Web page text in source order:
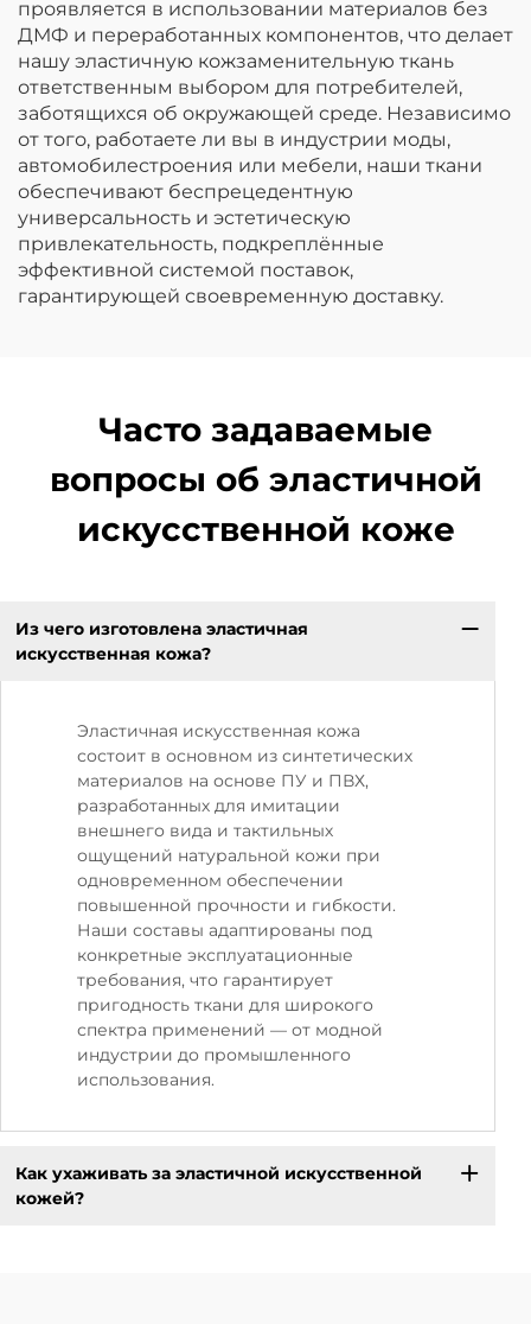
проявляется в использовании материалов без
ДМФ и переработанных компонентов, что делает
нашу эластичную кожзаменительную ткань
ответственным выбором для потребителей,
заботящихся об окружающей среде. Независимо
от того, работаете ли вы в индустрии моды,
автомобилестроения или мебели, наши ткани
обеспечивают беспрецедентную
универсальность и эстетическую
привлекательность, подкреплённые
эффективной системой поставок,
гарантирующей своевременную доставку.
Часто задаваемые
вопросы об эластичной
искусственной коже
Из чего изготовлена эластичная
искусственная кожа?
Эластичная искусственная кожа
состоит в основном из синтетических
материалов на основе ПУ и ПВХ,
разработанных для имитации
внешнего вида и тактильных
ощущений натуральной кожи при
одновременном обеспечении
повышенной прочности и гибкости.
Наши составы адаптированы под
конкретные эксплуатационные
требования, что гарантирует
пригодность ткани для широкого
спектра применений — от модной
индустрии до промышленного
использования.
Как ухаживать за эластичной искусственной
кожей?